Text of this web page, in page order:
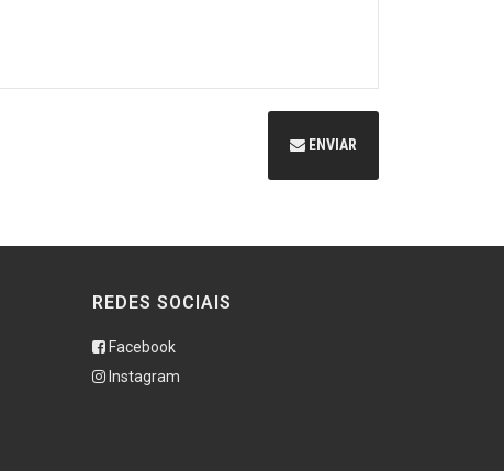
ENVIAR
REDES SOCIAIS
Facebook
Instagram